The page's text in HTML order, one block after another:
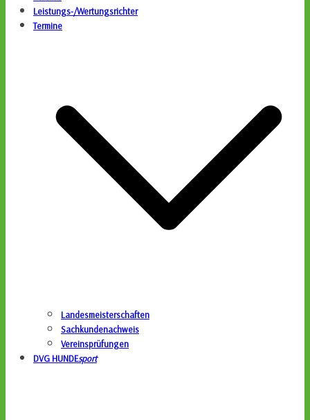
Leistungs-/Wertungsrichter
Termine
Landesmeisterschaften
Sachkundenachweis
Vereinsprüfungen
DVG HUNDEsport